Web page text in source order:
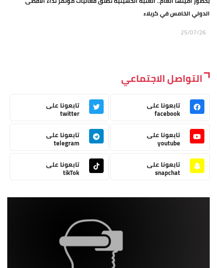
الدولي الخامس في كربلاء
25/07/26
التواصل الاجتماعي
تابعونا على
facebook
تابعونا على
twitter
تابعونا على
youtube
تابعونا على
telegram
تابعونا على
snapchat
تابعونا على
tikTok